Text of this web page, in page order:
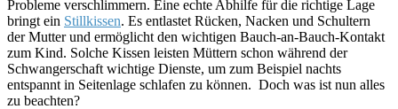
Probleme verschlimmern. Eine echte Abhilfe für die richtige Lage
bringt ein Stillkissen. Es entlastet Rücken, Nacken und Schultern
der Mutter und ermöglicht den wichtigen Bauch-an-Bauch-Kontakt
zum Kind. Solche Kissen leisten Müttern schon während der
Schwangerschaft wichtige Dienste, um zum Beispiel nachts
entspannt in Seitenlage schlafen zu können. Doch was ist nun alles
zu beachten?